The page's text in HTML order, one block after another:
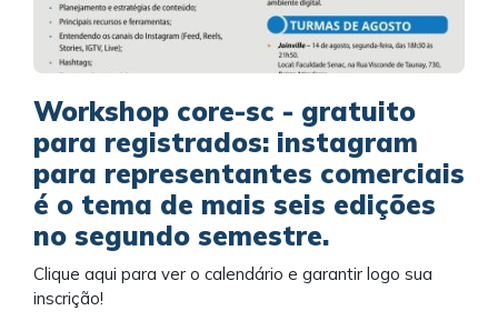
Workshop core-sc - gratuito
para registrados: instagram
para representantes comerciais
é o tema de mais seis edições
no segundo semestre.
Clique aqui para ver o calendário e garantir logo sua
inscrição!